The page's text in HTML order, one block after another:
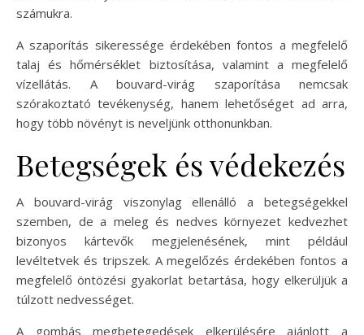
számukra.
A szaporítás sikeressége érdekében fontos a megfelelő
talaj és hőmérséklet biztosítása, valamint a megfelelő
vízellátás. A bouvard-virág szaporítása nemcsak
szórakoztató tevékenység, hanem lehetőséget ad arra,
hogy több növényt is neveljünk otthonunkban.
Betegségek és védekezés
A bouvard-virág viszonylag ellenálló a betegségekkel
szemben, de a meleg és nedves környezet kedvezhet
bizonyos kártevők megjelenésének, mint például
levéltetvek és tripszek. A megelőzés érdekében fontos a
megfelelő öntözési gyakorlat betartása, hogy elkerüljük a
túlzott nedvességet.
A gombás megbetegedések elkerülésére ajánlott a